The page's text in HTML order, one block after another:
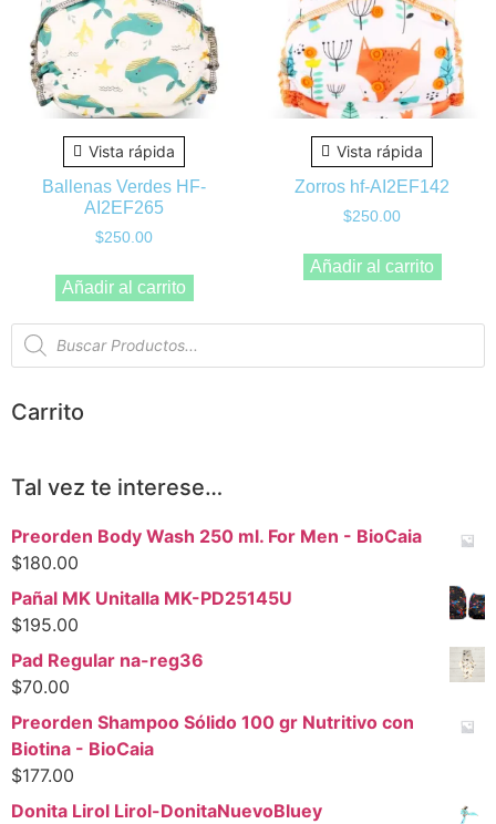
Vista rápida
Ballenas Verdes HF-
AI2EF265
$250.00
Añadir al carrito
Vista rápida
Zorros hf-AI2EF142
$250.00
Añadir al carrito
Carrito
Tal vez te interese…
Preorden Body Wash 250 ml. For Men - BioCaia
$180.00
Pañal MK Unitalla MK-PD25145U
$195.00
Pad Regular na-reg36
$70.00
Preorden Shampoo Sólido 100 gr Nutritivo con
Biotina - BioCaia
$177.00
Donita Lirol Lirol-DonitaNuevoBluey